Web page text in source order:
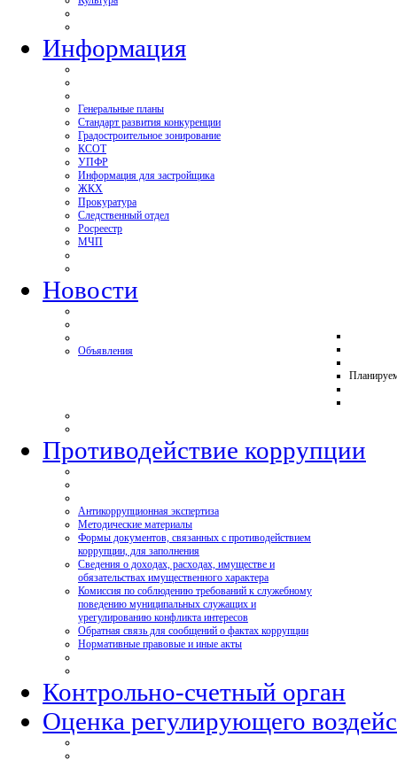
Информация
Генеральные планы
Стандарт развития конкуренции
Градостроительное зонирование
КСОТ
УПФР
Информация для застройщика
ЖКХ
Прокуратура
Следственный отдел
Росреестр
МЧП
Новости
Объявления
Противодействие коррупции
Антикоррупционная экспертиза
Методические материалы
Формы документов, связанных с противодействием
коррупции, для заполнения
Сведения о доходах, расходах, имуществе и
обязательствах имущественного характера
Комиссия по соблюдению требований к служебному
поведению муниципальных служащих и
урегулированию конфликта интересов
Обратная связь для сообщений о фактах коррупции
Нормативные правовые и иные акты
Контрольно-счетный орган
Оценка регулирующего